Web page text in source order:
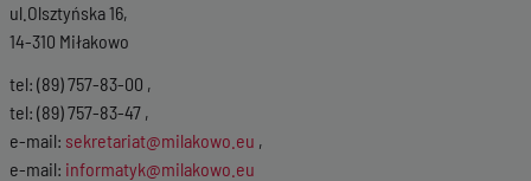
ul.Olsztyńska 16,
14-310 Miłakowo
tel: (89) 757-83-00 ,
tel: (89) 757-83-47 ,
e-mail: sekretariat@milakowo.eu ,
e-mail: informatyk@milakowo.eu